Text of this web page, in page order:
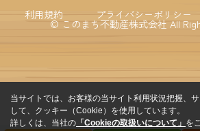
利用規約
プライバシーポリシー
© このまち不動産株式会社 All
当サイトでは、お客様の当サイト利用状況把握、
して、クッキー（Cookie）を使用しています。
詳しくは、当社の 「Cookieの取扱いについて」 を